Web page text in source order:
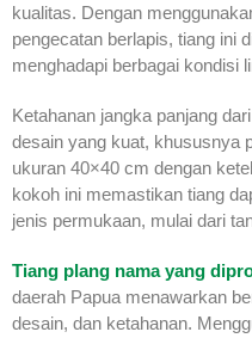
kualitas. Dengan
pengecatan berlapis, tiang ini
menghadapi berbagai kondisi
Ketahanan jangka panjang
desain yang kuat, khususnya
ukuran 40×40 cm dengan
kokoh ini memastikan tiang
jenis permukaan, mulai dari
Tiang plang nama yang
daerah Papua menawarkan
desain, dan ketahanan.